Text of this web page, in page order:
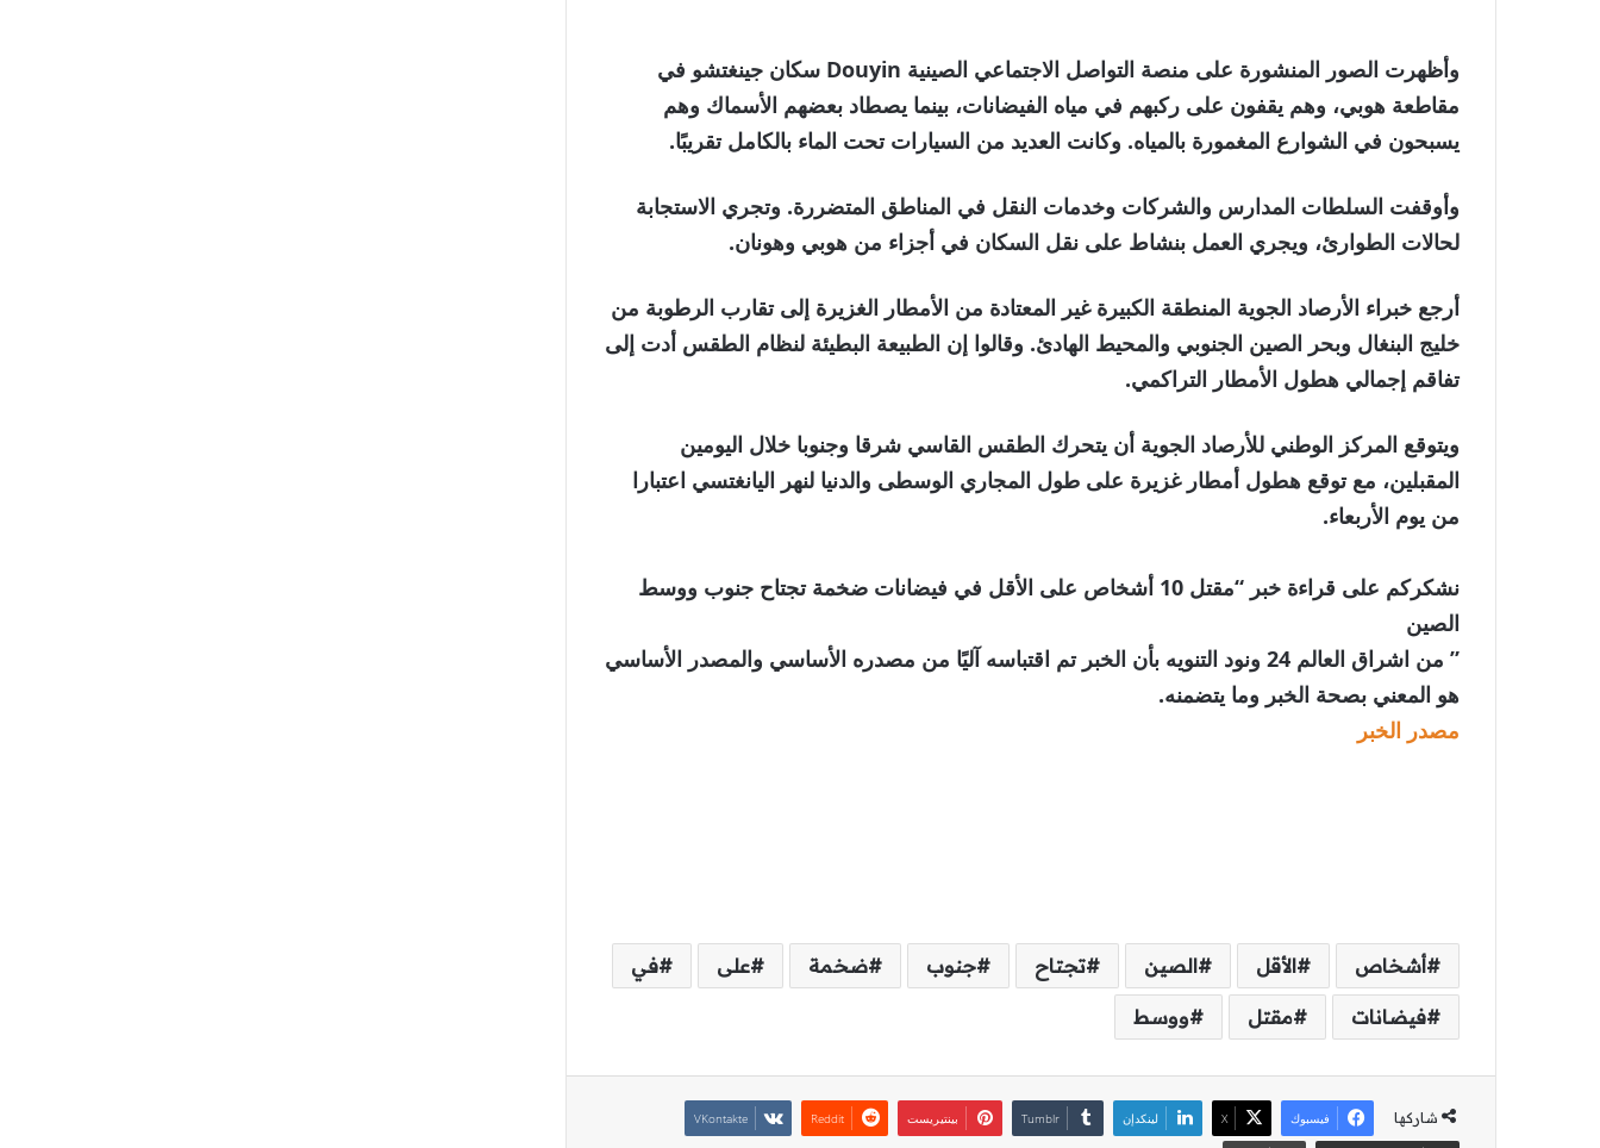
وأظهرت الصور المنشورة على منصة التواصل الاجتماعي الصينية Douyin سكان جينغتشو في
مقاطعة هوبي، وهم يقفون على ركبهم في مياه الفيضانات، بينما يصطاد بعضهم الأسماك وهم
يسبحون في الشوارع المغمورة بالمياه. وكانت العديد من السيارات تحت الماء بالكامل تقريبًا.
وأوقفت السلطات المدارس والشركات وخدمات النقل في المناطق المتضررة. وتجري الاستجابة
لحالات الطوارئ، ويجري العمل بنشاط على نقل السكان في أجزاء من هوبي وهونان.
أرجع خبراء الأرصاد الجوية المنطقة الكبيرة غير المعتادة من الأمطار الغزيرة إلى تقارب الرطوبة من
خليج البنغال وبحر الصين الجنوبي والمحيط الهادئ. وقالوا إن الطبيعة البطيئة لنظام الطقس أدت إلى
تفاقم إجمالي هطول الأمطار التراكمي.
ويتوقع المركز الوطني للأرصاد الجوية أن يتحرك الطقس القاسي شرقا وجنوبا خلال اليومين
المقبلين، مع توقع هطول أمطار غزيرة على طول المجاري الوسطى والدنيا لنهر اليانغتسي اعتبارا
من يوم الأربعاء.
نشكركم على قراءة خبر “مقتل 10 أشخاص على الأقل في فيضانات ضخمة تجتاح جنوب ووسط
الصين
” من اشراق العالم 24 ونود التنويه بأن الخبر تم اقتباسه آليًا من مصدره الأساسي والمصدر الأساسي
هو المعني بصحة الخبر وما يتضمنه.
مصدر الخبر
أشخاص الأقل الصين تجتاح جنوب ضخمة على في
فيضانات مقتل ووسط
شاركها فيسبوك ‫X لينكدإن بينتيريست